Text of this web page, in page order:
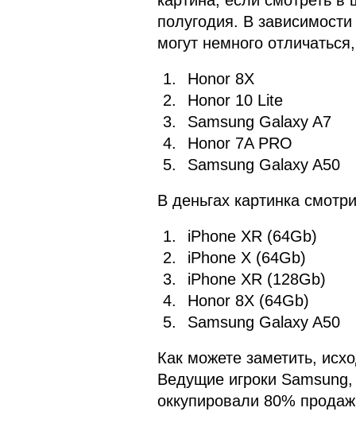
полугодия. В
могут немного
Honor 8X
Honor 10 Lite
Samsung Galaxy A7
Honor 7A PRO
Samsung Galaxy A50
В деньгах картинка
iPhone XR (64Gb)
iPhone X (64Gb)
iPhone XR (128Gb)
Honor 8X (64Gb)
Samsung Galaxy A50
Как можете заметить,
Ведущие игроки
оккупировали 80%